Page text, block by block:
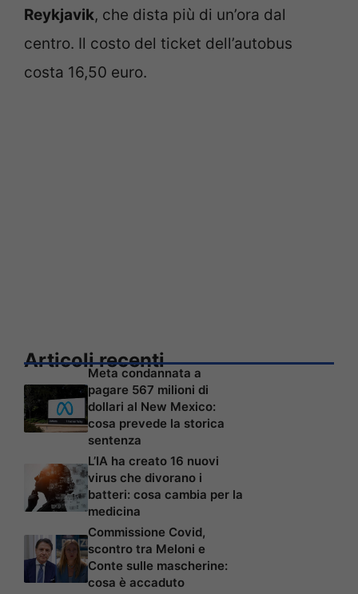
Reykjavik, che dista più di un’ora dal
centro. Il costo del ticket dell’autobus
costa 16,50 euro.
Articoli recenti
Meta condannata a
pagare 567 milioni di
dollari al New Mexico:
cosa prevede la storica
sentenza
L’IA ha creato 16 nuovi
virus che divorano i
batteri: cosa cambia per la
medicina
Commissione Covid,
scontro tra Meloni e
Conte sulle mascherine:
cosa è accaduto